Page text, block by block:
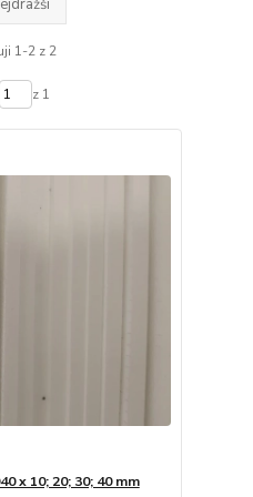
1-2 z 2
z 1
x 10; 20; 30; 40 mm